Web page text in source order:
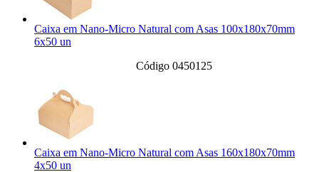
Caixa em Nano-Micro Natural com Asas 100x180x70mm
6x50 un
Código 0450125
Caixa em Nano-Micro Natural com Asas 160x180x70mm
4x50 un